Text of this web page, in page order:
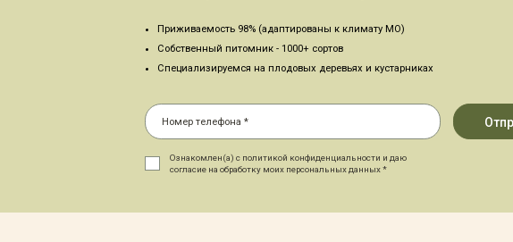
Приживаемость 98% (адаптированы к климату МО)
Собственный питомник - 1000+ сортов
Специализируемся на плодовых деревьях и кустарниках
Ознакомлен(а) с политикой конфиденциальности и даю
согласие на обработку моих персональных данных *